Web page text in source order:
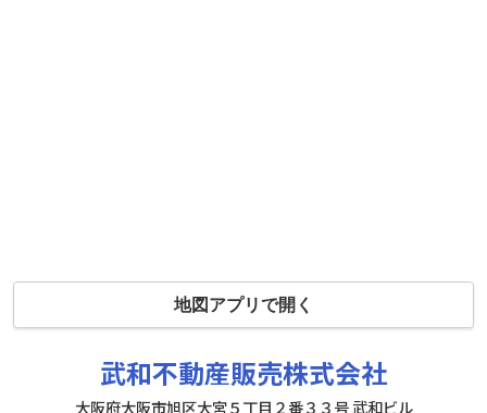
地図アプリで開く
武和不動産販売株式会社
大阪府大阪市旭区大宮５丁目２番３３号 武和ビル